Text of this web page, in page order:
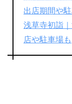
出店期間や
浅草寺初詣
店や駐車場も